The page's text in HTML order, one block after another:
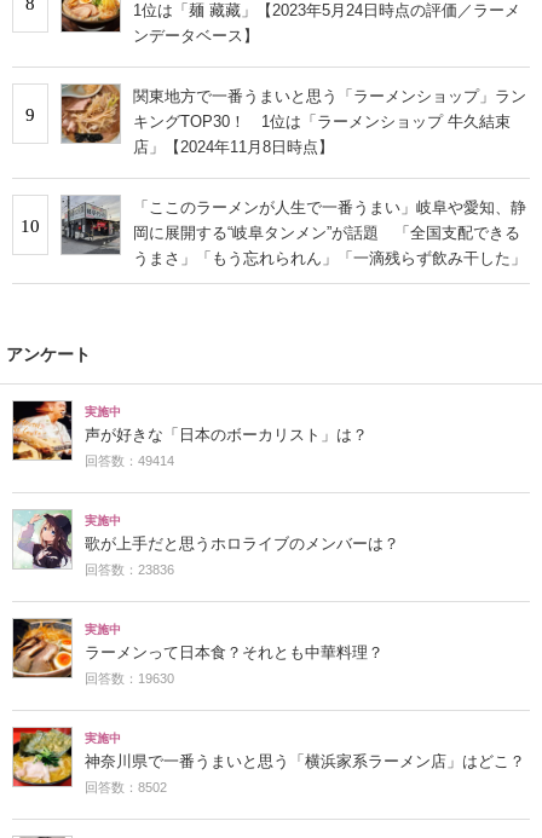
1位は「麺 藏藏」【2023年5月24日時点の評価／ラーメ
ンデータベース】
9
関東地方で一番うまいと思う「ラーメンショップ」ラン
キングTOP30！ 1位は「ラーメンショップ 牛久結束
店」【2024年11月8日時点】
10
「ここのラーメンが人生で一番うまい」岐阜や愛知、静
岡に展開する“岐阜タンメン”が話題 「全国支配できる
うまさ」「もう忘れられん」「一滴残らず飲み干した」
アンケート
実施中
声が好きな「日本のボーカリスト」は？
回答数：49414
実施中
歌が上手だと思うホロライブのメンバーは？
回答数：23836
実施中
ラーメンって日本食？それとも中華料理？
回答数：19630
実施中
神奈川県で一番うまいと思う「横浜家系ラーメン店」はどこ？
回答数：8502